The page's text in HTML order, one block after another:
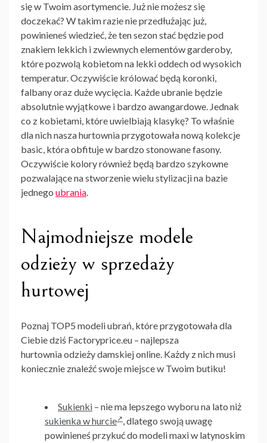
się w Twoim asortymencie. Już nie możesz się
doczekać? W takim razie nie przedłużając już,
powinieneś wiedzieć, że ten sezon stać będzie pod
znakiem lekkich i zwiewnych elementów garderoby,
które pozwolą kobietom na lekki oddech od wysokich
temperatur. Oczywiście królować będą koronki,
falbany oraz duże wycięcia. Każde ubranie będzie
absolutnie wyjątkowe i bardzo awangardowe. Jednak
co z kobietami, które uwielbiają klasykę? To właśnie
dla nich nasza hurtowniaprzygotowała nową kolekcje
basic, która obfituje w bardzo stonowane fasony.
Oczywiście kolory również będą bardzo szykowne
pozwalające na stworzenie wielu stylizacji na bazie
jednego ubrania.
Najmodniejsze modele
odzieży w sprzedaży
hurtowej
Poznaj TOP5 modeli ubrań, które przygotowała dla
Ciebie dziś Factoryprice.eu – najlepsza
hurtownia odzieży damskiej online. Każdy z nich musi
koniecznie znaleźć swoje miejsce w Twoim butiku!
Sukienki – nie ma lepszego wyboru na lato niż
sukienka w hurcie , dlatego swoją uwagę
powinieneś przykuć do modeli maxi w latynoskim